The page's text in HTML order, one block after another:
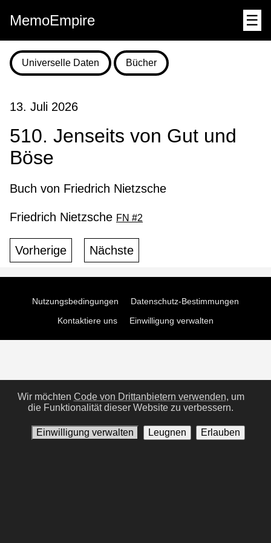
MemoEmpire ☰
Universelle Daten Bücher
13. Juli 2026
510. Jenseits von Gut und
Böse
Buch von Friedrich Nietzsche
Friedrich Nietzsche FN #2
Vorherige Nächste
Nutzungsbedingungen
Datenschutz-Bestimmungen
Kontaktiere uns
Einwilligung verwalten
Wir möchten Code von Drittanbietern verwenden, um
die Funktionalität dieser Website zu verbessern.
Einwilligung verwalten Leugnen Erlauben